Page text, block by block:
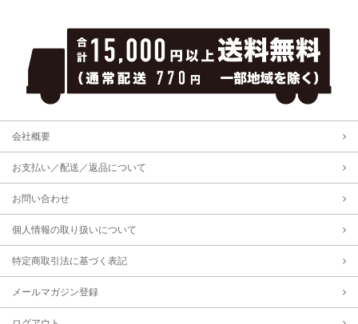
会社概要
お支払い／配送／返品について
お問い合わせ
個人情報の取り扱いについて
特定商取引法に基づく表記
メールマガジン登録